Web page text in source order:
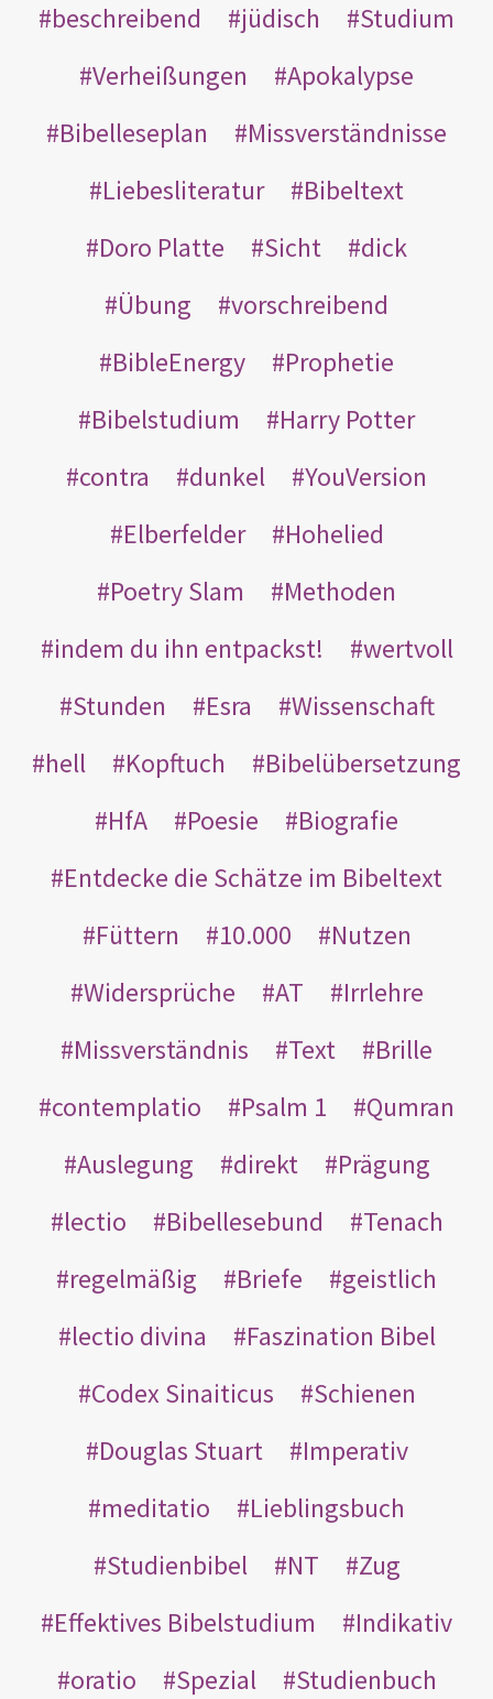
beschreibend
jüdisch
Studium
Verheißungen
Apokalypse
Bibelleseplan
Missverständnisse
Liebesliteratur
Bibeltext
Doro Platte
Sicht
dick
Übung
vorschreibend
BibleEnergy
Prophetie
Bibelstudium
Harry Potter
contra
dunkel
YouVersion
Elberfelder
Hohelied
Poetry Slam
Methoden
indem du ihn entpackst!
wertvoll
Stunden
Esra
Wissenschaft
hell
Kopftuch
Bibelübersetzung
HfA
Poesie
Biografie
Entdecke die Schätze im Bibeltext
Füttern
10.000
Nutzen
Widersprüche
AT
Irrlehre
Missverständnis
Text
Brille
contemplatio
Psalm 1
Qumran
Auslegung
direkt
Prägung
lectio
Bibellesebund
Tenach
regelmäßig
Briefe
geistlich
lectio divina
Faszination Bibel
Codex Sinaiticus
Schienen
Douglas Stuart
Imperativ
meditatio
Lieblingsbuch
Studienbibel
NT
Zug
Effektives Bibelstudium
Indikativ
oratio
Spezial
Studienbuch